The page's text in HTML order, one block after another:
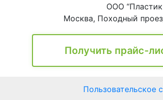
ООО “Пластик
Москва, Походный
Получить прайс-
Пользовательское